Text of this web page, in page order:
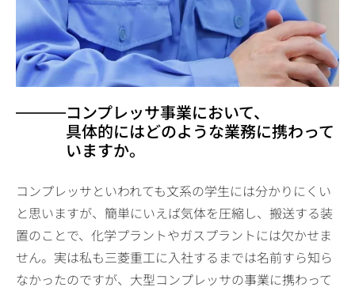
コンプレッサ事業において、
具体的にはどのような業務に携わって
いますか。
コンプレッサといわれても文系の学生には分かりにくい
と思いますが、簡単にいえば気体を圧縮し、搬送する装
置のことで、化学プラントやガスプラントには欠かせま
せん。実は私も三菱重工に入社するまでは名前すら知ら
なかったのですが、大型コンプレッサの事業に携わって